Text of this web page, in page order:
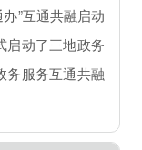
”互通共融启动
启动了三地政务
务服务互通共融